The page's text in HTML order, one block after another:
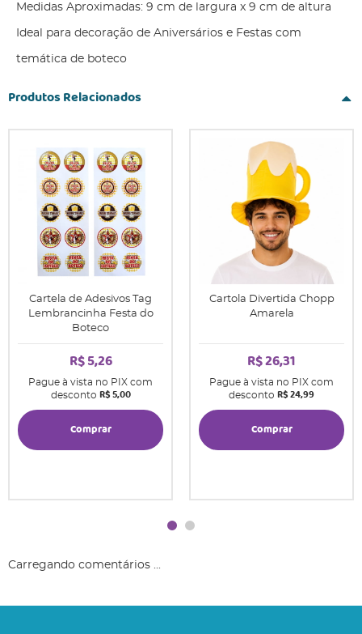
Medidas Aproximadas: 9 cm de largura x 9 cm de altura
Ideal para decoração de Aniversários e Festas com
temática de boteco
Produtos Relacionados
Cartela de Adesivos Tag
Lembrancinha Festa do
Boteco
R$ 5,26
Pague à vista no PIX com
desconto R$ 5,00
Comprar
Cartola Divertida Chopp
Amarela
R$ 26,31
Pague à vista no PIX com
desconto R$ 24,99
Comprar
Carregando comentários ...